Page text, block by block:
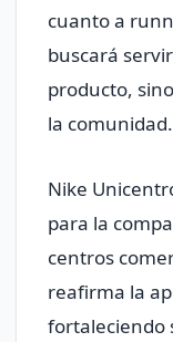
cuanto a
buscará
producto,
la comunidad.
Nike
para la
centros
reafirma la
fortaleciendo